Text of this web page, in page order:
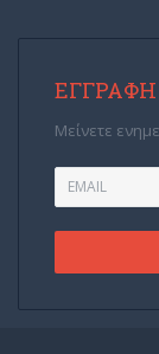
ΕΓΓΡΑΦΉ
Μείνετε